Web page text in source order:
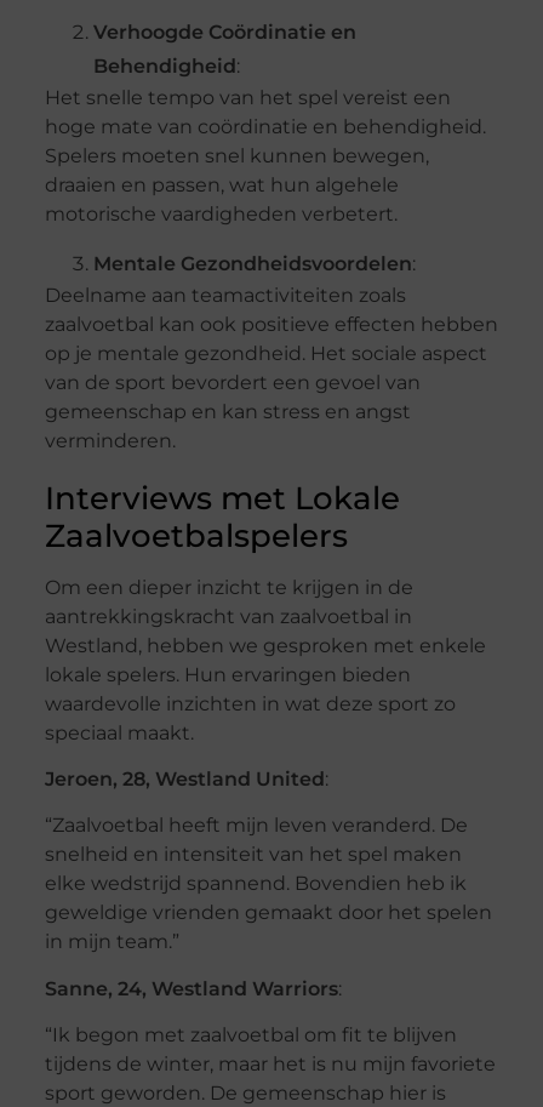
Verhoogde Coördinatie en
Behendigheid :
Het snelle tempo van het spel vereist een
hoge mate van coördinatie en behendigheid.
Spelers moeten snel kunnen bewegen,
draaien en passen, wat hun algehele
motorische vaardigheden verbetert.
Mentale Gezondheidsvoordelen:
Deelname aan teamactiviteiten zoals
zaalvoetbal kan ook positieve effecten hebben
op je mentale gezondheid. Het sociale aspect
van de sport bevordert een gevoel van
gemeenschap en kan stress en angst
verminderen.
Interviews met Lokale
Zaalvoetbalspelers
Om een dieper inzicht te krijgen in de
aantrekkingskracht van zaalvoetbal in
Westland, hebben we gesproken met enkele
lokale spelers. Hun ervaringen bieden
waardevolle inzichten in wat deze sport zo
speciaal maakt.
Jeroen, 28, Westland United:
“Zaalvoetbal heeft mijn leven veranderd. De
snelheid en intensiteit van het spel maken
elke wedstrijd spannend. Bovendien heb ik
geweldige vrienden gemaakt door het spelen
in mijn team.”
Sanne, 24, Westland Warriors:
“Ik begon met zaalvoetbal om fit te blijven
tijdens de winter, maar het is nu mijn favoriete
sport geworden. De gemeenschap hier is